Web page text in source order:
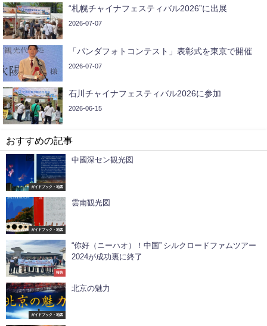
“札幌チャイナフェスティバル2026”に出展
2026-07-07
「パンダフォトコンテスト」表彰式を東京で開催
2026-07-07
石川チャイナフェスティバル2026に参加
2026-06-15
おすすめの記事
ガイドブック・地図
中國深セン観光図
ガイドブック・地図
雲南観光図
報告
“你好（ニーハオ）！中国” シルクロードファムツアー
2024が成功裏に終了
ガイドブック・地図
北京の魅力